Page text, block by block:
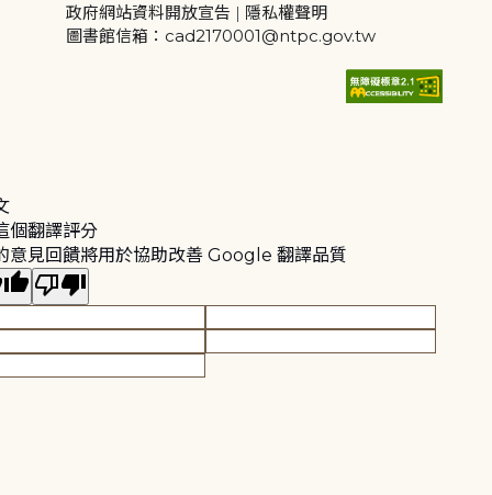
政府網站資料開放宣告 | 隱私權聲明
圖書館信箱：cad2170001@ntpc.gov.tw
個翻譯評分
意見回饋將用於協助改善 Google 翻譯品質